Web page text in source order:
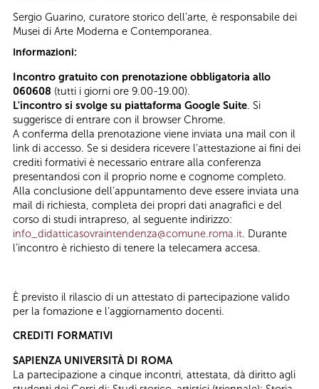
Sergio Guarino, curatore storico dell’arte, è responsabile dei
Musei di Arte Moderna e Contemporanea.
Informazioni:
Incontro gratuito con prenotazione obbligatoria allo
060608 (tutti i giorni ore 9.00-19.00).
L'incontro si svolge su piattaforma Google Suite. Si
suggerisce di entrare con il browser Chrome.
A conferma della prenotazione viene inviata una mail con il
link di accesso. Se si desidera ricevere l’attestazione ai fini dei
crediti formativi è necessario entrare alla conferenza
presentandosi con il proprio nome e cognome completo.
Alla conclusione dell’appuntamento deve essere inviata una
mail di richiesta, completa dei propri dati anagrafici e del
corso di studi intrapreso, al seguente indirizzo:
info_didatticasovraintendenza@comune.roma.it. Durante
l’incontro è richiesto di tenere la telecamera accesa.
È previsto il rilascio di un attestato di partecipazione valido
per la fomazione e l’aggiornamento docenti.
CREDITI FORMATIVI
SAPIENZA UNIVERSITÀ DI ROMA
La partecipazione a cinque incontri, attestata, dà diritto agli